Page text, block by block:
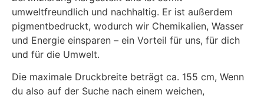
umweltfreundlich und nachhaltig. Er ist außerdem
pigmentbedruckt, wodurch wir Chemikalien, Wasser
und Energie einsparen – ein Vorteil für uns, für dich
und für die Umwelt.
Die maximale Druckbreite beträgt ca. 155 cm, Wenn
du also auf der Suche nach einem weichen,